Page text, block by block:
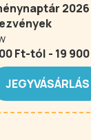
2026
Ft-tól - 19
JEGYVÁSÁRLÁS